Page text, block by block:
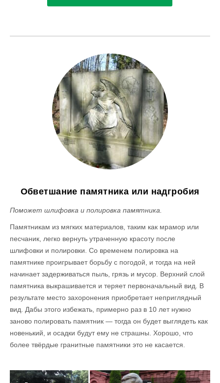
Обветшание памятника или надгробия
Поможет шлифовка и полировка памятника.
Памятникам из мягких материалов, таким как мрамор или
песчаник, легко вернуть утраченную красоту после
шлифовки и полировки. Со временем полировка на
памятнике проигрывает борьбу с погодой, и тогда на ней
начинает задерживаться пыль, грязь и мусор. Верхний слой
памятника выкрашивается и теряет первоначальный вид. В
результате место захоронения приобретает неприглядный
вид. Дабы этого избежать, примерно раз в 10 лет нужно
заново полировать памятник — тогда он будет выглядеть как
новенький, и осадки будут ему не страшны. Хорошо, что
более твёрдые гранитные памятники это не касается.